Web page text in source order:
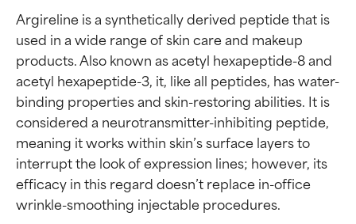
Argireline is a synthetically derived peptide that is
used in a wide range of skin care and makeup
products. Also known as acetyl hexapeptide-8 and
acetyl hexapeptide-3, it, like all peptides, has water-
binding properties and skin-restoring abilities. It is
considered a neurotransmitter-inhibiting peptide,
meaning it works within skin’s surface layers to
interrupt the look of expression lines; however, its
efficacy in this regard doesn’t replace in-office
wrinkle-smoothing injectable procedures.